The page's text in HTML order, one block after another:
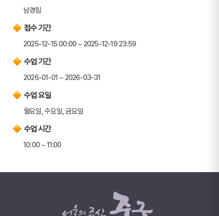
남경림
접수 기간
2025-12-15 00:00 ~ 2025-12-19 23:59
수업 기간
2026-01-01 ~ 2026-03-31
수업 요일
월요일, 수요일, 금요일
수업 시간
10:00 ~ 11:00